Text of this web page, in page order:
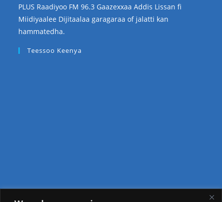
PLUS Raadiyoo FM 96.3 Gaazexxaa Addis Lissan fi
Miidiyaalee Dijitaalaa garagaraa of jalatti kan
hammatedha.
Teessoo Keenya